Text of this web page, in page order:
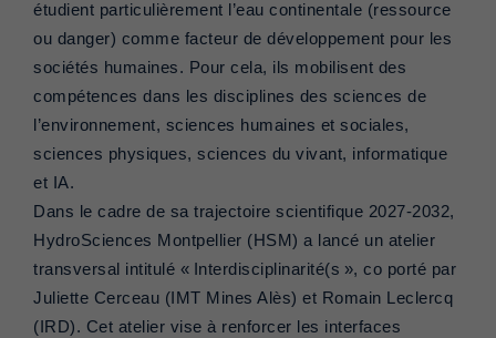
étudient particulièrement l’eau continentale (ressource
ou danger) comme facteur de développement pour les
sociétés humaines. Pour cela, ils mobilisent des
compétences dans les disciplines des sciences de
l’environnement, sciences humaines et sociales,
sciences physiques, sciences du vivant, informatique
et IA.
Dans le cadre de sa trajectoire scientifique 2027-2032,
HydroSciences Montpellier (HSM) a lancé un atelier
transversal intitulé « Interdisciplinarité(s », co porté par
Juliette Cerceau (IMT Mines Alès) et Romain Leclercq
(IRD). Cet atelier vise à renforcer les interfaces